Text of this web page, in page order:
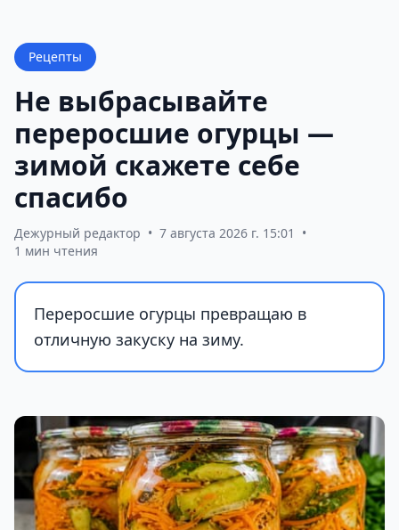
Рецепты
Не выбрасывайте
переросшие огурцы —
зимой скажете себе
спасибо
Дежурный редактор • 7 августа 2026 г. 15:01
•
1 мин чтения
Переросшие огурцы превращаю в
отличную закуску на зиму.